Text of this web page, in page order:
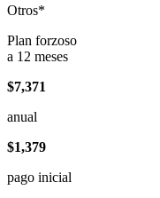
Otros*
Plan forzoso
a 12 meses
$7,371
anual
$1,379
pago inicial